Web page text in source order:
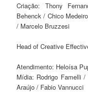
Criação: Thony
Behenck / Chico
/ Marcelo Bruzzesi
Head of Creative
Atendimento: Heloísa
Mídia: Rodrigo Famelli
Araújo / Fabio Vannucci